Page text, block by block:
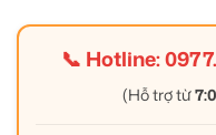
📞 Hotline:
(Hỗ trợ từ